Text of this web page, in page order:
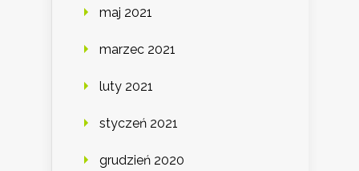
maj 2021
marzec 2021
luty 2021
styczeń 2021
grudzień 2020